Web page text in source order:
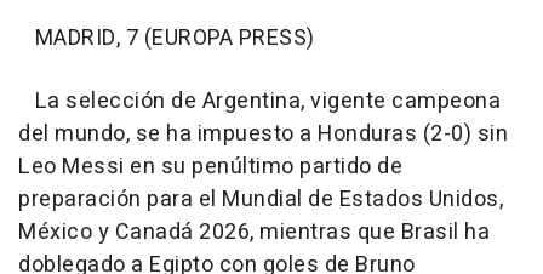
MADRID, 7 (EUROPA PRESS)
La selección de Argentina, vigente campeona
del mundo, se ha impuesto a Honduras (2-0) sin
Leo Messi en su penúltimo partido de
preparación para el Mundial de Estados Unidos,
México y Canadá 2026, mientras que Brasil ha
doblegado a Egipto con goles de Bruno